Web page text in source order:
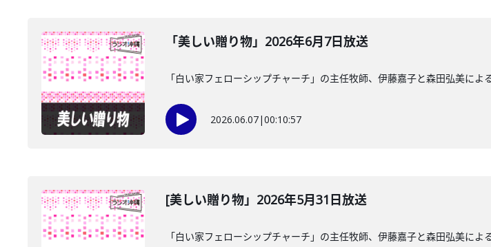
「美しい贈り物」2026年6月7日放送
「白い家フェローシップチャーチ」の主任牧師、伊藤嘉子と森田弘美に
2026.06.07|00:10:57
[美しい贈り物」2026年5月31日放送
「白い家フェローシップチャーチ」の主任牧師、伊藤嘉子と森田弘美に